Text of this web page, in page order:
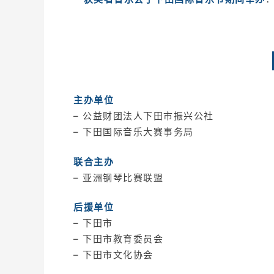
主办单位
– 公益财团法人下田市振兴公社
– 下田国际音乐大赛事务局
联合主办
– 亚洲钢琴比赛联盟
后援单位
– 下田市
– 下田市教育委员会
– 下田市文化协会